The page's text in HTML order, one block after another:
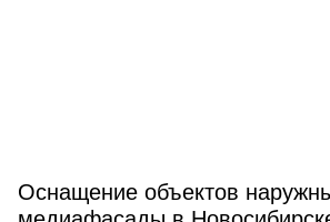
Оснащение объектов